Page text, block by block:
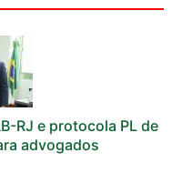
RJ e protocola PL de
advogados